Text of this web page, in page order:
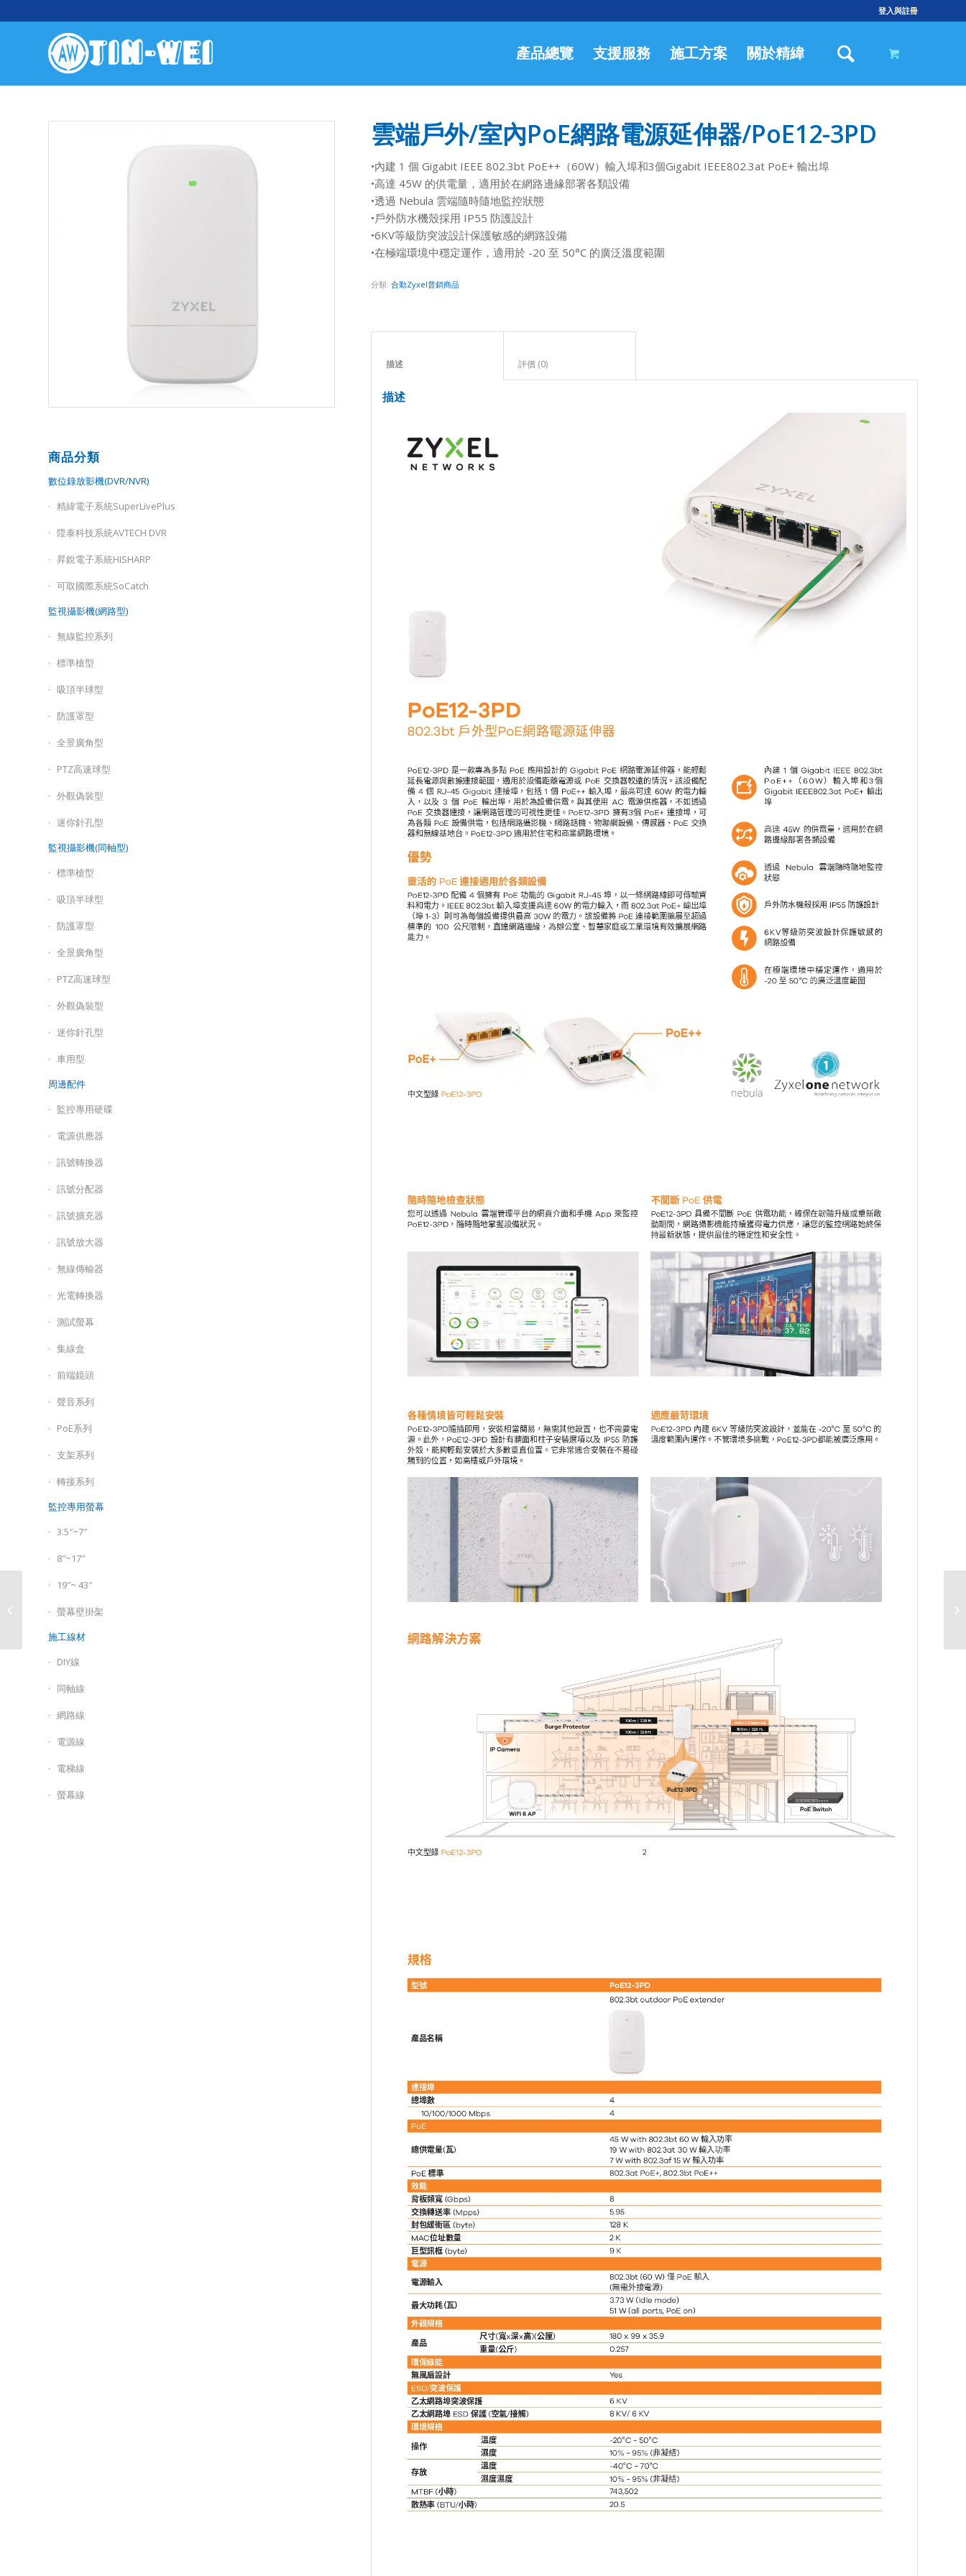
登入與註冊
產品總覽 支援服務 施工方案 關於精緯
商品分類
數位錄放影機(DVR/NVR)
精緯電子系統SuperLivePlus
陞泰科技系統AVTECH DVR
昇銳電子系統HISHARP
可取國際系統SoCatch
監視攝影機(網路型)
無線監控系列
標準槍型
吸頂半球型
防護罩型
全景廣角型
PTZ高速球型
外觀偽裝型
迷你針孔型
監視攝影機(同軸型)
標準槍型
吸頂半球型
防護罩型
全景廣角型
PTZ高速球型
外觀偽裝型
迷你針孔型
車用型
周邊配件
監控專用硬碟
電源供應器
訊號轉換器
訊號分配器
訊號擴充器
訊號放大器
無線傳輸器
光電轉換器
測試螢幕
集線盒
前端鏡頭
聲音系列
PoE系列
支架系列
轉接系列
監控專用螢幕
3.5″~7″
8″~17″
19″~ 43″
螢幕壁掛架
施工線材
DIY線
同軸線
網路線
電源線
電梯線
螢幕線
雲端戶外/室內PoE網路電源延伸器/PoE12-3PD
•內建 1 個 Gigabit IEEE 802.3bt PoE++（60W）輸入埠和3個Gigabit IEEE802.3at PoE+ 輸出埠
•高達 45W 的供電量，適用於在網路邊緣部署各類設備
•透過 Nebula 雲端隨時隨地監控狀態
•戶外防水機殼採用 IP55 防護設計
•6KV等級防突波設計保護敏感的網路設備
•在極端環境中穩定運作，適用於 -20 至 50°C 的廣泛溫度範圍
分類:合勤Zyxel普銷商品
描述
器/PoE12-60W